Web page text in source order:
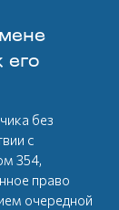
его
без
с
354,
право
очередной